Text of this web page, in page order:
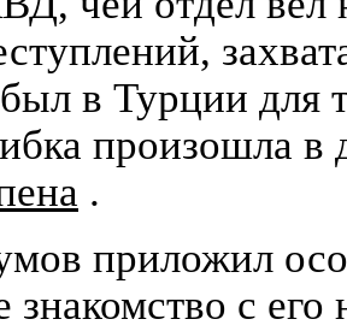
в Турции для
произошла в
.
приложил
знакомство с